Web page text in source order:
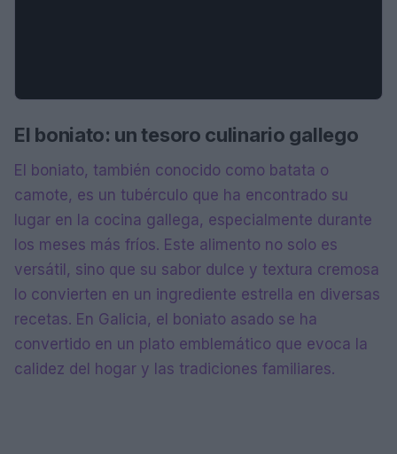
El boniato: un tesoro culinario gallego
El boniato, también conocido como batata o
camote, es un tubérculo que ha encontrado su
lugar en la cocina gallega, especialmente durante
los meses más fríos. Este alimento no solo es
versátil, sino que su sabor dulce y textura cremosa
lo convierten en un ingrediente estrella en diversas
recetas. En Galicia, el boniato asado se ha
convertido en un plato emblemático que evoca la
calidez del hogar y las tradiciones familiares.